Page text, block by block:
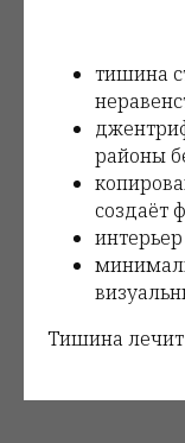
тишина
районы
создаёт
Тишина